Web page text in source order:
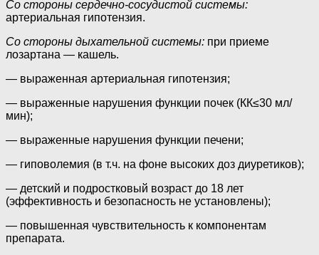
Со стороны сердечно-сосудистой системы:
артериальная гипотензия.
Со стороны дыхательной системы: при приеме
лозартана — кашель.
— выраженная артериальная гипотензия;
— выраженные нарушения функции почек (КК≤30 мл/
мин);
— выраженные нарушения функции печени;
— гиповолемия (в т.ч. на фоне высоких доз диуретиков);
— детский и подростковый возраст до 18 лет
(эффективность и безопасность не установлены);
— повышенная чувствительность к компонентам
препарата.